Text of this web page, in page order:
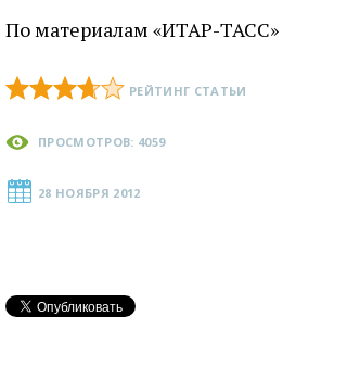
По материалам «ИТАР-ТАСС»
РЕЙТИНГ СТАТЬИ
ПРОСМОТРОВ: 4059
28 НОЯБРЯ 2012